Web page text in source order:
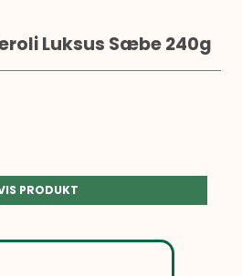
Luksus Sæbe 240g
PRODUKT